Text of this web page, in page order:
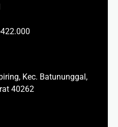
Kec. Batununggal,
40262